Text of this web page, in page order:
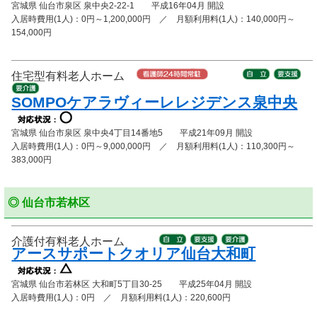
宮城県 仙台市泉区 泉中央2-22-1 平成16年04月 開設
入居時費用(1人)：0円～1,200,000円 ／ 月額利用料(1人)：140,000円～
154,000円
住宅型有料老人ホーム
SOMPOケアラヴィーレレジデンス泉中央
宮城県 仙台市泉区 泉中央4丁目14番地5 平成21年09月 開設
入居時費用(1人)：0円～9,000,000円 ／ 月額利用料(1人)：110,300円～
383,000円
◎ 仙台市若林区
介護付有料老人ホーム
アースサポートクオリア仙台大和町
宮城県 仙台市若林区 大和町5丁目30-25 平成25年04月 開設
入居時費用(1人)：0円 ／ 月額利用料(1人)：220,600円